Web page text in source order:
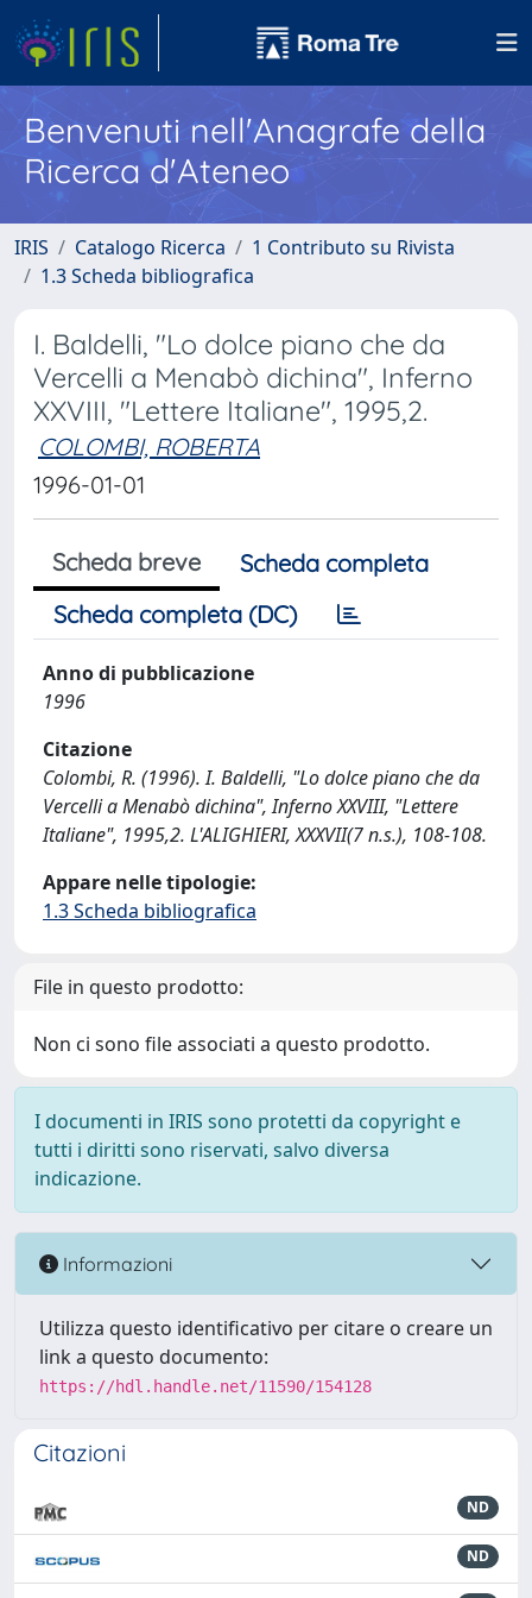
Benvenuti nell'Anagrafe della
Ricerca d'Ateneo
IRIS Catalogo Ricerca
1 Contributo su Rivista
1.3 Scheda bibliografica
I. Baldelli, "Lo dolce piano che da
Vercelli a Menabò dichina", Inferno
XXVIII, "Lettere Italiane", 1995,2.
COLOMBI, ROBERTA
1996-01-01
Scheda breve
Scheda completa
Scheda completa (DC)
Anno di pubblicazione
1996
Citazione
Colombi, R. (1996). I. Baldelli, "Lo dolce piano che da
Vercelli a Menabò dichina", Inferno XXVIII, "Lettere
Italiane", 1995,2. L'ALIGHIERI, XXXVII(7 n.s.), 108-108.
Appare nelle tipologie:
1.3 Scheda bibliografica
File in questo prodotto:
Non ci sono file associati a questo prodotto.
I documenti in IRIS sono protetti da copyright e
tutti i diritti sono riservati, salvo diversa
indicazione.
Informazioni
Utilizza questo identificativo per citare o creare un
link a questo documento:
https://hdl.handle.net/11590/154128
Citazioni
ND
ND